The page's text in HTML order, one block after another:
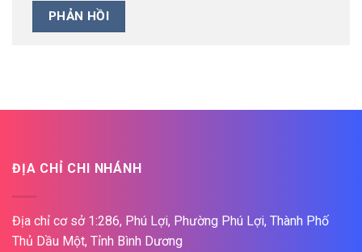
ĐỊA CHỈ CHI NHÁNH
Địa chỉ cơ sở 1:286, Phú Lợi, Phường Phú Lợi, Thành Phố
Thủ Dầu Một, Tỉnh Bình Dương